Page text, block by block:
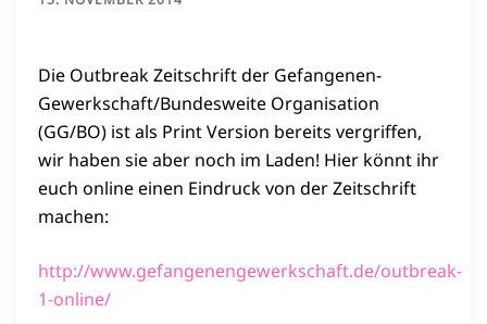
Die Outbreak Zeitschrift der Gefangenen-
Gewerkschaft/Bundesweite Organisation
(GG/BO) ist als Print Version bereits vergriffen,
wir haben sie aber noch im Laden! Hier könnt ihr
euch online einen Eindruck von der Zeitschrift
machen:
http://www.gefangenengewerkschaft.de/outbreak-
1-online/